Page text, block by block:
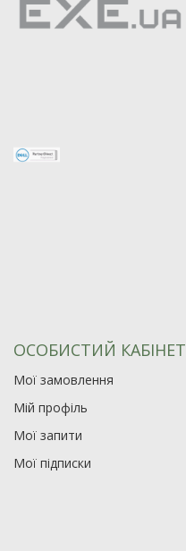
ОСОБИСТИЙ КАБІНЕТ
Мої замовлення
Мій профіль
Мої запити
Мої підписки